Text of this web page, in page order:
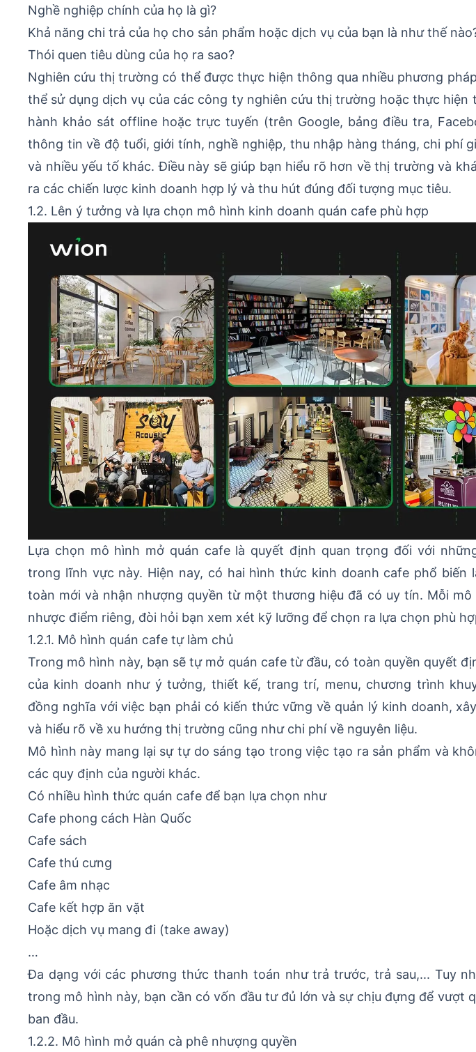
Nghề nghiệp chính của họ là gì?
Khả năng chi trả của họ cho sản phẩm hoặc dịch vụ của bạn là như thế
Thói quen tiêu dùng của họ ra sao?
Nghiên cứu thị trường có thể được thực hiện thông qua nhiều phương
thể sử dụng dịch vụ của các công ty nghiên cứu thị trường hoặc thực hiện
hành khảo sát offline hoặc trực tuyến (trên Google, bảng điều tra,
thông tin về độ tuổi, giới tính, nghề nghiệp, thu nhập hàng tháng, chi phí
và nhiều yếu tố khác. Điều này sẽ giúp bạn hiểu rõ hơn về thị trường và
ra các chiến lược kinh doanh hợp lý và thu hút đúng đối tượng mục tiêu.
1.2. Lên ý tưởng và lựa chọn mô hình kinh doanh quán cafe phù hợp
Lựa chọn mô hình mở quán cafe là quyết định quan trọng đối với
trong lĩnh vực này. Hiện nay, có hai hình thức kinh doanh cafe phổ biến
toàn mới và nhận nhượng quyền từ một thương hiệu đã có uy tín. Mỗi mô
nhược điểm riêng, đòi hỏi bạn xem xét kỹ lưỡng để chọn ra lựa chọn phù
1.2.1. Mô hình quán cafe tự làm chủ
Trong mô hình này, bạn sẽ tự mở quán cafe từ đầu, có toàn quyền quyết
của kinh doanh như ý tưởng, thiết kế, trang trí, menu, chương trình
đồng nghĩa với việc bạn phải có kiến thức vững về quản lý kinh doanh,
và hiểu rõ về xu hướng thị trường cũng như chi phí về nguyên liệu.
Mô hình này mang lại sự tự do sáng tạo trong việc tạo ra sản phẩm và
các quy định của người khác.
Có nhiều hình thức quán cafe để bạn lựa chọn như
Cafe phong cách Hàn Quốc
Cafe sách
Cafe thú cưng
Cafe âm nhạc
Cafe kết hợp ăn vặt
Hoặc dịch vụ mang đi (take away)
…
Đa dạng với các phương thức thanh toán như trả trước, trả sau,... Tuy
trong mô hình này, bạn cần có vốn đầu tư đủ lớn và sự chịu đựng để vượt
ban đầu.
1.2.2. Mô hình mở quán cà phê nhượng quyền